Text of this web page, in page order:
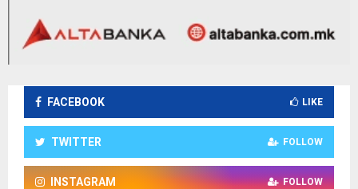
FACEBOOK LIKE
TWITTER FOLLOW
INSTAGRAM FOLLOW